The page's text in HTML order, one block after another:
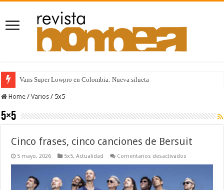
Vans Super Lowpro en Colombia: Nueva silueta
Home / Varios / 5x5
5×5
Cinco frases, cinco canciones de Bersuit
5 mayo, 2026 5x5,Actualidad Comentarios desactivados
canciones
de